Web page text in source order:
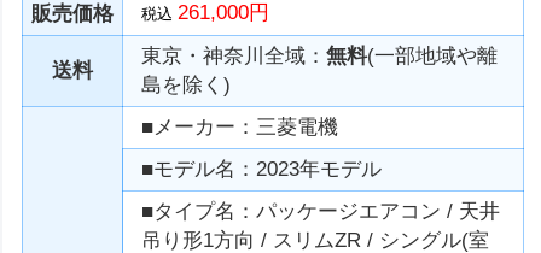
販売価格
税込261,000円
送料
東京・神奈川全域：無料(一部地域や離
島を除く)
■メーカー：三菱電機
■モデル名：2023年モデル
■タイプ名：パッケージエアコン / 天井
吊り形1方向 / スリムZR / シングル(室